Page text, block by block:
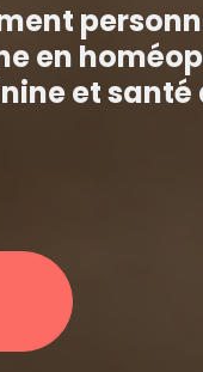
en
et